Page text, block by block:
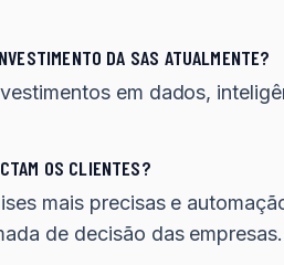
DA SAS ATUALMENTE?
em dados,
OS CLIENTES?
mais precisas e
de decisão das empresas.